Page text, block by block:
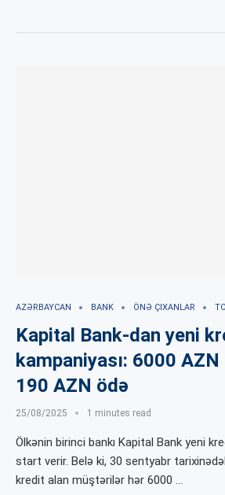
AZƏRBAYCAN BANK ÖNƏ ÇIXANLAR
Kapital Bank-dan yeni
kampaniyası: 6000 AZN
190 AZN ödə
25/08/2025 1 minutes read
Ölkənin birinci bankı Kapital Bank yeni
start verir. Belə ki, 30 sentyabr
kredit alan müştərilər hər 6000 …